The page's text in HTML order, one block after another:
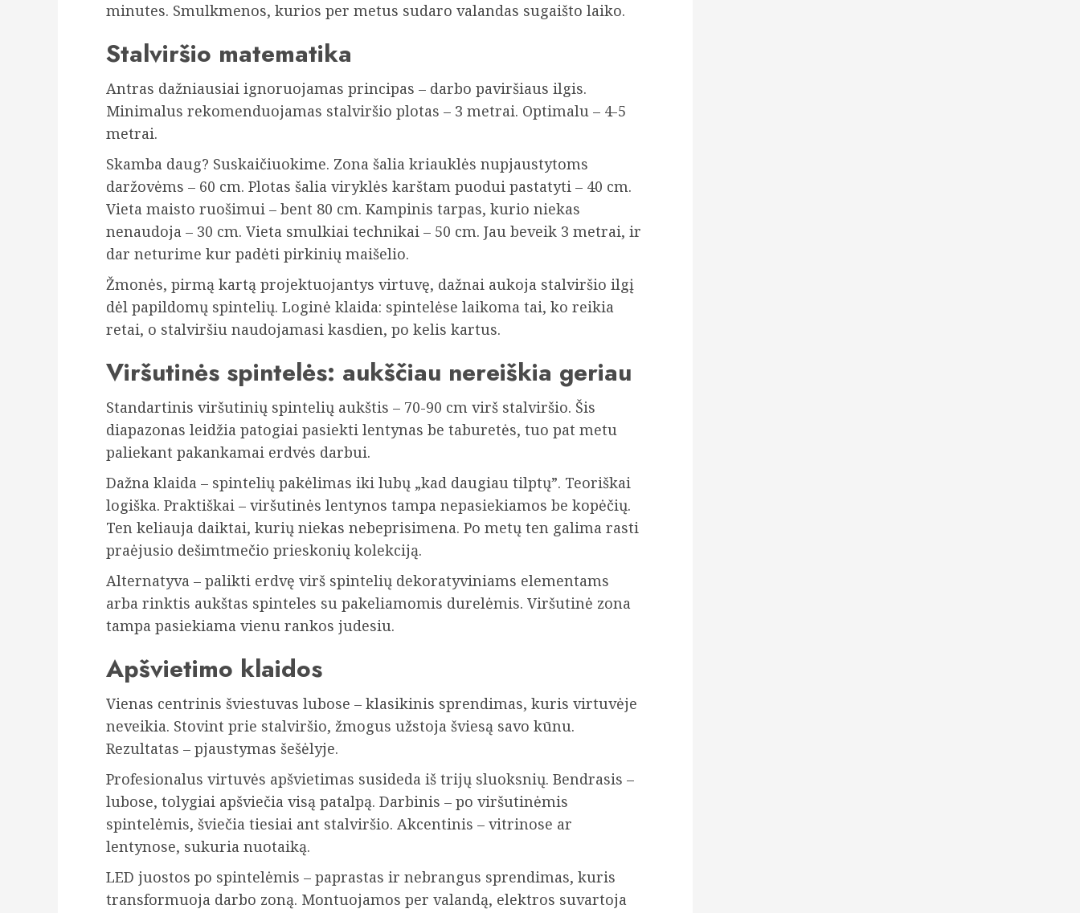
minutes. Smulkmenos, kurios per metus sudaro valandas sugaišto laiko.
Stalviršio matematika
Antras dažniausiai ignoruojamas principas – darbo paviršiaus ilgis.
Minimalus rekomenduojamas stalviršio plotas – 3 metrai. Optimalu – 4-5
metrai.
Skamba daug? Suskaičiuokime. Zona šalia kriauklės nupjaustytoms
daržovėms – 60 cm. Plotas šalia viryklės karštam puodui pastatyti – 40 cm.
Vieta maisto ruošimui – bent 80 cm. Kampinis tarpas, kurio niekas
nenaudoja – 30 cm. Vieta smulkiai technikai – 50 cm. Jau beveik 3 metrai, ir
dar neturime kur padėti pirkinių maišelio.
Žmonės, pirmą kartą projektuojantys virtuvę, dažnai aukoja stalviršio ilgį
dėl papildomų spintelių. Loginė klaida: spintelėse laikoma tai, ko reikia
retai, o stalviršiu naudojamasi kasdien, po kelis kartus.
Viršutinės spintelės: aukščiau nereiškia geriau
Standartinis viršutinių spintelių aukštis – 70-90 cm virš stalviršio. Šis
diapazonas leidžia patogiai pasiekti lentynas be taburetės, tuo pat metu
paliekant pakankamai erdvės darbui.
Dažna klaida – spintelių pakėlimas iki lubų „kad daugiau tilptų”. Teoriškai
logiška. Praktiškai – viršutinės lentynos tampa nepasiekiamos be kopėčių.
Ten keliauja daiktai, kurių niekas nebeprisimena. Po metų ten galima rasti
praėjusio dešimtmečio prieskonių kolekciją.
Alternatyva – palikti erdvę virš spintelių dekoratyviniams elementams
arba rinktis aukštas spinteles su pakeliamomis durelėmis. Viršutinė zona
tampa pasiekiama vienu rankos judesiu.
Apšvietimo klaidos
Vienas centrinis šviestuvas lubose – klasikinis sprendimas, kuris virtuvėje
neveikia. Stovint prie stalviršio, žmogus užstoja šviesą savo kūnu.
Rezultatas – pjaustymas šešėlyje.
Profesionalus virtuvės apšvietimas susideda iš trijų sluoksnių. Bendrasis –
lubose, tolygiai apšviečia visą patalpą. Darbinis – po viršutinėmis
spintelėmis, šviečia tiesiai ant stalviršio. Akcentinis – vitrinose ar
lentynose, sukuria nuotaiką.
LED juostos po spintelėmis – paprastas ir nebrangus sprendimas, kuris
transformuoja darbo zoną. Montuojamos per valandą, elektros suvartoja